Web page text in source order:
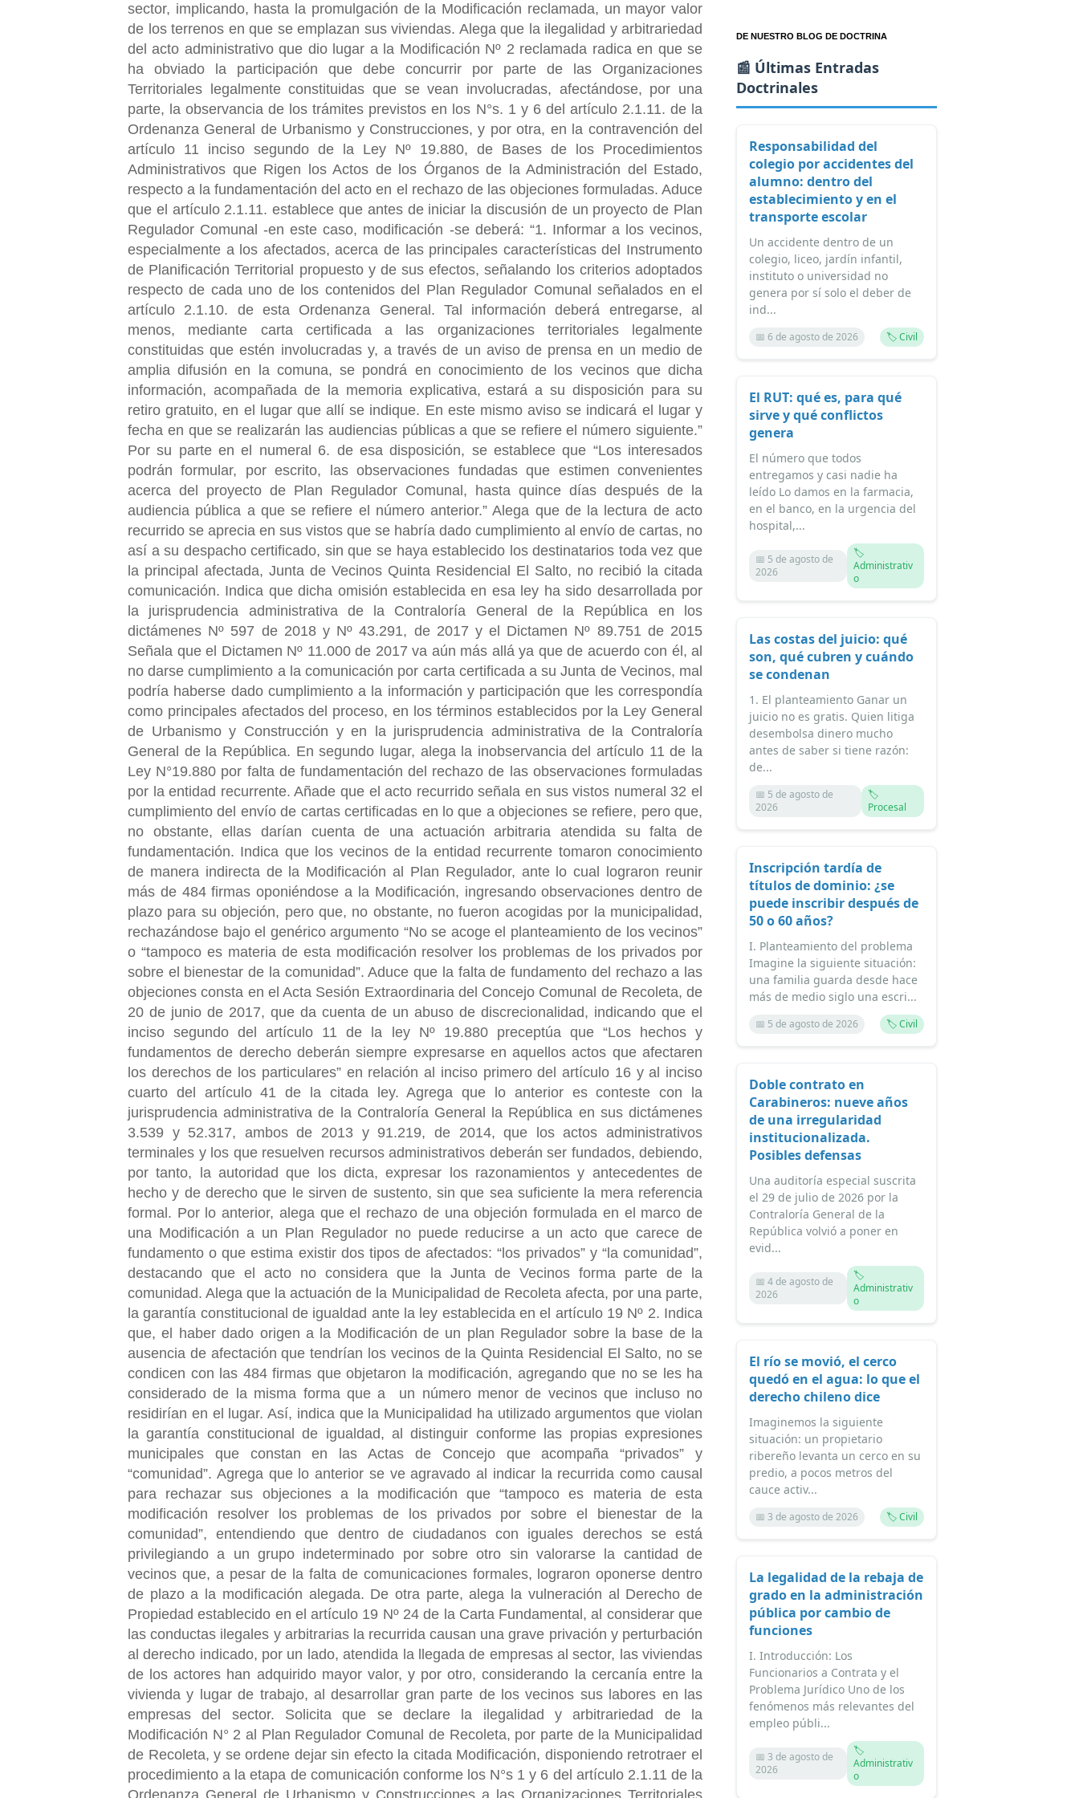
DE NUESTRO BLOG DE DOCTRINA
📰 Últimas Entradas
Doctrinales
Responsabilidad del
colegio por accidentes del
alumno: dentro del
establecimiento y en el
transporte escolar
Un accidente dentro de un
colegio, liceo, jardín infantil,
instituto o universidad no
genera por sí solo el deber de
ind...
📅 6 de agosto de 2026 🏷️ Civil
El RUT: qué es, para qué
sirve y qué conflictos
genera
El número que todos
entregamos y casi nadie ha
leído Lo damos en la farmacia,
en el banco, en la urgencia del
hospital,...
📅 5 de agosto de
2026
🏷️
Administrativ
o
Las costas del juicio: qué
son, qué cubren y cuándo
se condenan
1. El planteamiento Ganar un
juicio no es gratis. Quien litiga
desembolsa dinero mucho
antes de saber si tiene razón:
de...
📅 5 de agosto de
2026
🏷️
Procesal
Inscripción tardía de
títulos de dominio: ¿se
puede inscribir después de
50 o 60 años?
I. Planteamiento del problema
Imagine la siguiente situación:
una familia guarda desde hace
más de medio siglo una escri...
📅 5 de agosto de 2026 🏷️ Civil
Doble contrato en
Carabineros: nueve años
de una irregularidad
institucionalizada.
Posibles defensas
Una auditoría especial suscrita
el 29 de julio de 2026 por la
Contraloría General de la
República volvió a poner en
evid...
📅 4 de agosto de
2026
🏷️
Administrativ
o
El río se movió, el cerco
quedó en el agua: lo que el
derecho chileno dice
Imaginemos la siguiente
situación: un propietario
ribereño levanta un cerco en su
predio, a pocos metros del
cauce activ...
📅 3 de agosto de 2026 🏷️ Civil
La legalidad de la rebaja de
grado en la administración
pública por cambio de
funciones
I. Introducción: Los
Funcionarios a Contrata y el
Problema Jurídico Uno de los
fenómenos más relevantes del
empleo públi...
📅 3 de agosto de
2026
🏷️
Administrativ
o